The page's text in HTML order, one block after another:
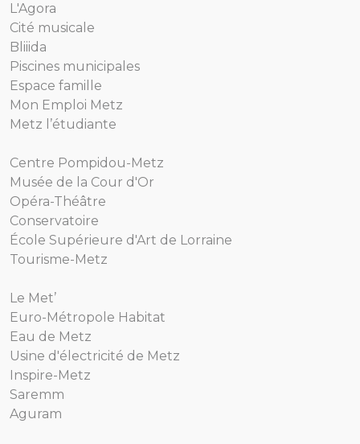
L'Agora
Cité musicale
Bliiida
Piscines municipales
Espace famille
Mon Emploi Metz
Metz l’étudiante
Centre Pompidou-Metz
Musée de la Cour d'Or
Opéra-Théâtre
Conservatoire
École Supérieure d'Art de Lorraine
Tourisme-Metz
Le Met’
Euro-Métropole Habitat
Eau de Metz
Usine d'électricité de Metz
Inspire-Metz
Saremm
Aguram